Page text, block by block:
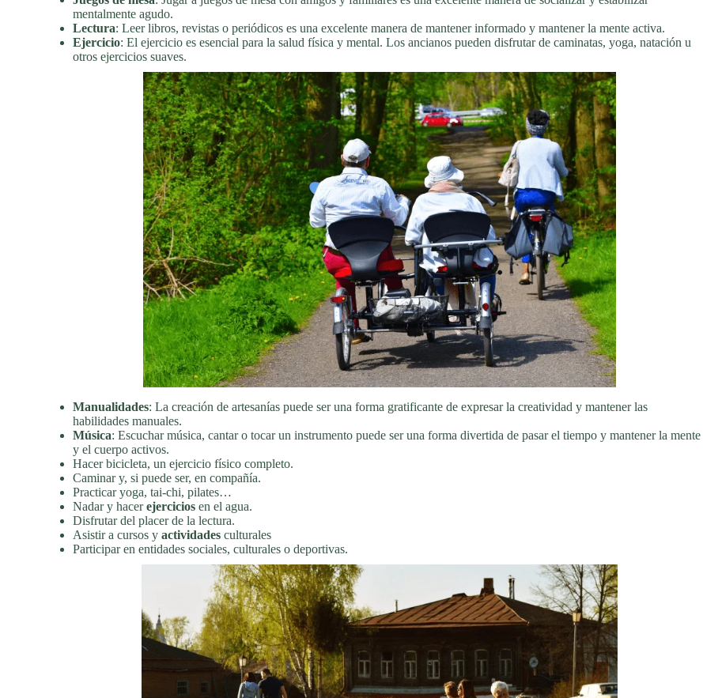
mentalmente agudo.
Lectura: Leer libros, revistas o periódicos es una excelente manera de mantener informado y mantener la mente activa.
Ejercicio: El ejercicio es esencial para la salud física y mental. Los ancianos pueden disfrutar de caminatas, yoga, natación u
otros ejercicios suaves.
Manualidades: La creación de artesanías puede ser una forma gratificante de expresar la creatividad y mantener las
habilidades manuales.
Música: Escuchar música, cantar o tocar un instrumento puede ser una forma divertida de pasar el tiempo y mantener la mente
y el cuerpo activos.
Hacer bicicleta, un ejercicio físico completo.
Caminar y, si puede ser, en compañía.
Practicar yoga, tai-chi, pilates…
Nadar y hacerejercicios en el agua.
Disfrutar del placer de la lectura.
Asistir a cursos y actividades culturales
Participar en entidades sociales, culturales o deportivas.